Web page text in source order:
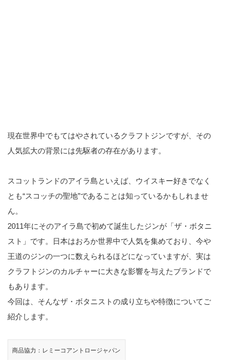
現在世界中でもてはやされているクラフトジンですが、その
人気拡大の背景には先駆者の存在があります。
スコットランドのアイラ島といえば、ウイスキー好きでなく
とも“スコッチの聖地”であることは知っているかもしれませ
ん。
2011年にそのアイラ島で初めて誕生したジンが「ザ・ボタニ
スト」です。日本はおろか世界中で人気を集めており、今や
王道のジンの一つに数えられるほどになっていますが、実は
クラフトジンのカルチャーに大きな影響を与えたブランドで
もあります。
今回は、そんなザ・ボタニストの成り立ちや特徴についてご
紹介します。
商品協力：レミーコアントロージャパン